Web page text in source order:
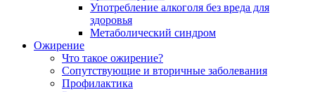
Употребление алкоголя без вреда для
здоровья
Метаболический синдром
Ожирение
Что такое ожирение?
Сопутствующие и вторичные заболевания
Профилактика